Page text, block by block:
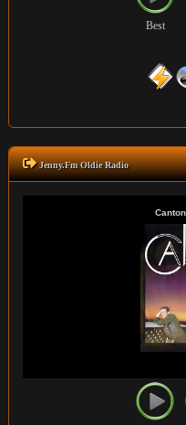
Best
Jenny.Fm Oldie Radio